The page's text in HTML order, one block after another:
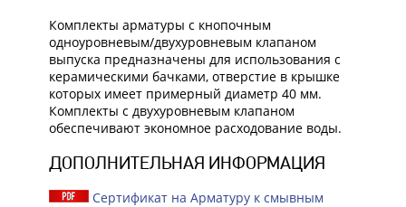
Комплекты арматуры с кнопочным
одноуровневым/двухуровневым клапаном
выпуска предназначены для использования с
керамическими бачками, отверстие в крышке
которых имеет примерный диаметр 40 мм.
Комплекты с двухуровневым клапаном
обеспечивают экономное расходование воды.
ДОПОЛНИТЕЛЬНАЯ ИНФОРМАЦИЯ
Сертификат на Арматуру к смывным